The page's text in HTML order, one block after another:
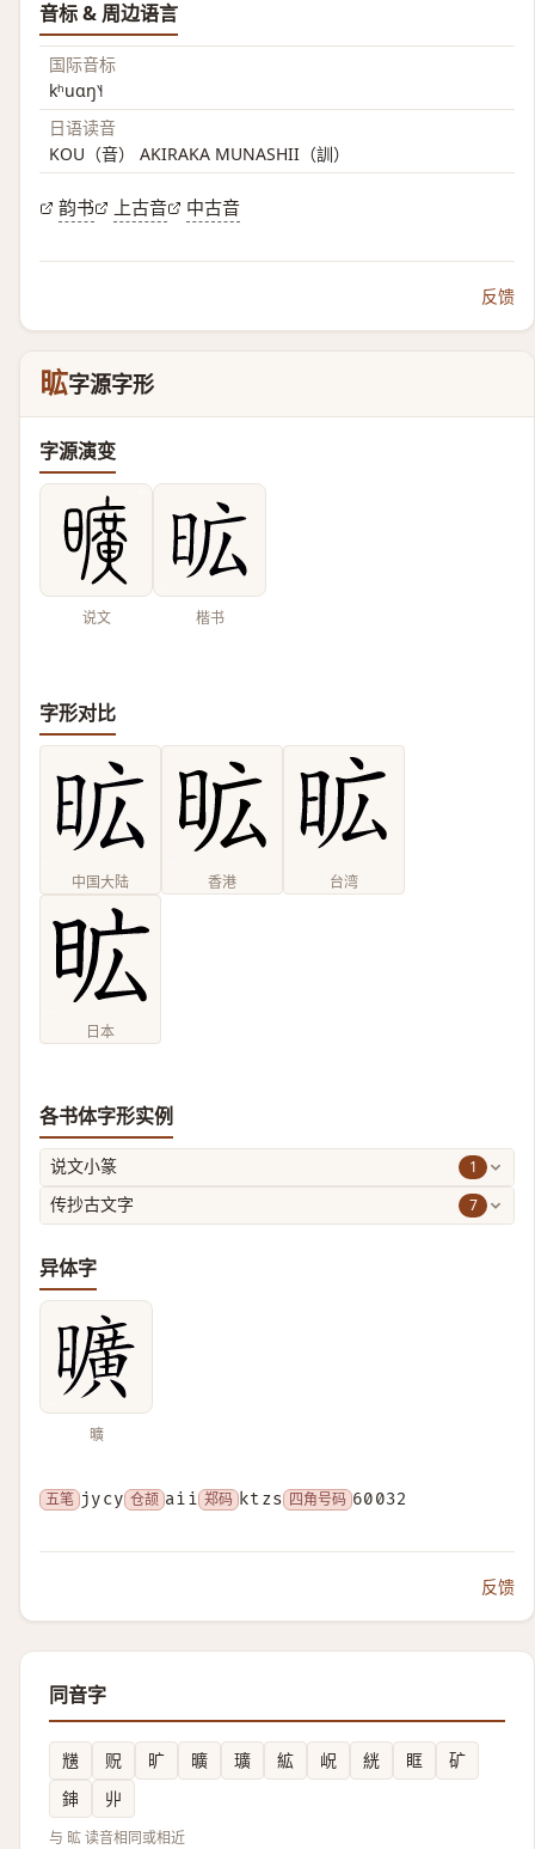
音标 & 周边语言
国际音标
kʰuɑŋ˥˧
日语读音
KOU（音） AKIRAKA MUNASHII（訓）
韵书 上古音 中古音
反馈
昿字源字形
字源演变
说文 楷书
字形对比
中国大陆 香港 台湾
日本
各书体字形实例
说文小篆 1
传抄古文字 7
异体字
曠
五笔 jycy 仓颉 aii 郑码 ktzs 四角号码 60032
反馈
同音字
黋 贶 旷 曠 㼅 絋 岲 絖 眶
矿
鋛
丱
与 昿 读音相同或相近